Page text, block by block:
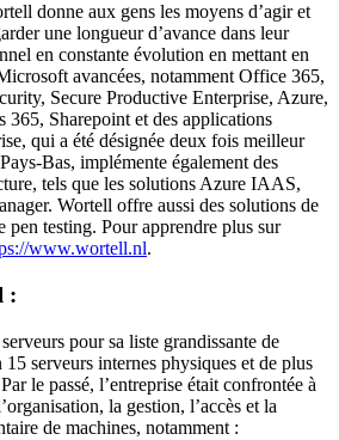
donne aux gens les moyens d’agir et
une longueur d’avance dans leur
en constante évolution en mettant en
avancées, notamment Office 365,
Secure Productive Enterprise, Azure,
Sharepoint et des applications
qui a été désignée deux fois meilleur
Bas, implémente également des
tels que les solutions Azure IAAS,
Wortell offre aussi des solutions de
pen testing. Pour apprendre plus sur
www.wortell.nl.
:
pour sa liste grandissante de
serveurs internes physiques et de plus
le passé, l’entreprise était confrontée à
la gestion, l’accès et la
de machines, notamment :